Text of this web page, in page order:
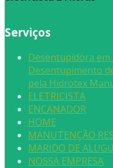
Serviços
Desentupidora em
Desentupimento
pela Hidrotex
ELETRICISTA
ENCANADOR
HOME
MANUTENÇÃO
MARIDO DE
NOSSA EMPRESA